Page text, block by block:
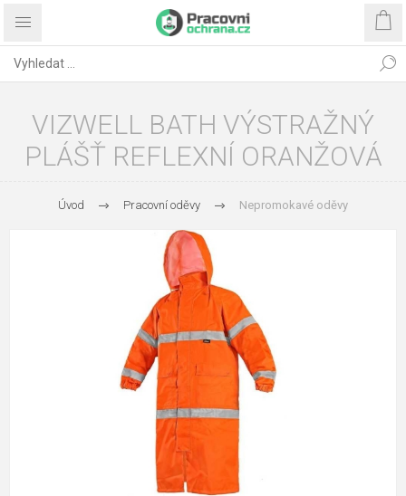
VIZWELL BATH VÝSTRAŽNÝ
PLÁŠŤ REFLEXNÍ ORANŽOVÁ
Úvod Pracovní oděvy Nepromokavé oděvy